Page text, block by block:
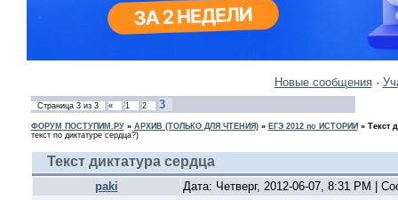
Новые сообщения·
Страница 3из 3 « 1 2 3
ФОРУМ ПОСТУПИМ.РУ» АРХИВ (ТОЛЬКО ДЛЯ ЧТЕНИЯ)» ЕГЭ 2012 по ИСТОРИИ » Текст
текст по диктатуре сердца?)
Текст диктатура сердца
paki
Дата: Четверг, 2012-06-07, 8:31 PM |